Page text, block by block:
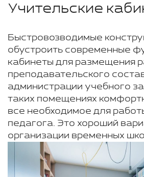
Учительские
Быстровозводимые
обустроить современные
кабинеты для размещения
преподавательского
администрации учебного
таких помещениях
все необходимое для
педагога. Это хороший
организации временных